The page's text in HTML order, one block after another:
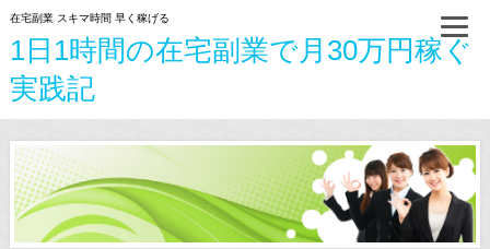
在宅副業 スキマ時間 早く稼げる
1日1時間の在宅副業で月30万円稼ぐ
実践記